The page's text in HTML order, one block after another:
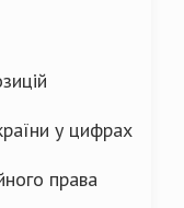
у цифрах
права